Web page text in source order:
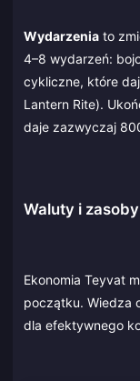
Wydarzenia to
4–8 wydarzeń:
cykliczne, które
Lantern Rite).
daje zazwyczaj
Waluty i zasoby
Ekonomia Teyvat
początku. Wiedza
dla efektywnego